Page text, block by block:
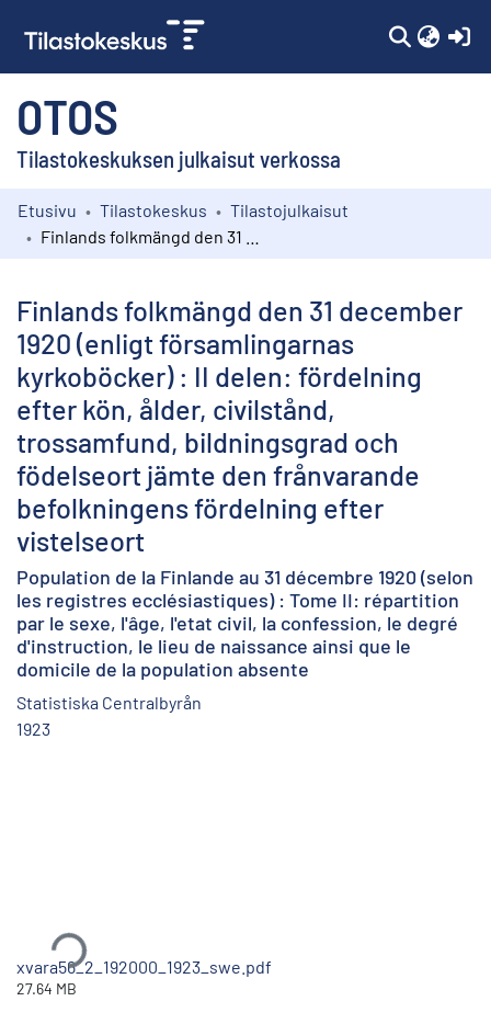
OTOS
Tilastokeskuksen julkaisut verkossa
Kokoelmat
Etusivu Tilastokeskus
Tilastojulkaisut
Finlands folkmängd den 31 december
1920 (enligt församlingarnas
kyrkoböcker) : II delen: fördelning
efter kön, ålder, civilstånd,
trossamfund, bildningsgrad och
födelseort jämte den frånvarande
befolkningens fördelning efter
vistelseort
Population de la Finlande au 31 décembre 1920 (selon
les registres ecclésiastiques) : Tome II: répartition
par le sexe, l'âge, l'etat civil, la confession, le degré
d'instruction, le lieu de naissance ainsi que le
domicile de la population absente
Statistiska Centralbyrån
1923
xvara56_2_192000_1923_swe.pdf
27.64 MB